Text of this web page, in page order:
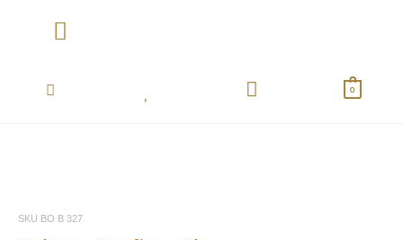
0
SKU BO B 327